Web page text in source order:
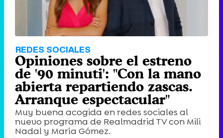
REDES SOCIALES
Opiniones sobre el estreno
de '90 minuti': "Con la mano
abierta repartiendo zascas.
Arranque espectacular"
Muy buena acogida en redes sociales al
nuevo programa de Realmadrid TV con Mili
Nadal y María Gómez.